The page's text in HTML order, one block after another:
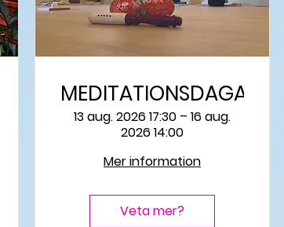
MEDITATIONSDAGAR
13 aug. 2026 17:30 – 16 aug.
2026 14:00
Mer information
Veta mer?